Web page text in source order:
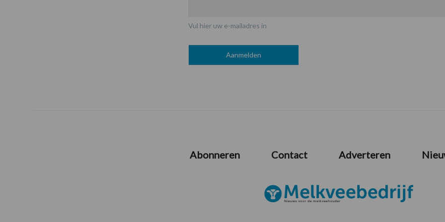
Vul hier uw e-mailadres in
Abonneren Contact Adverteren